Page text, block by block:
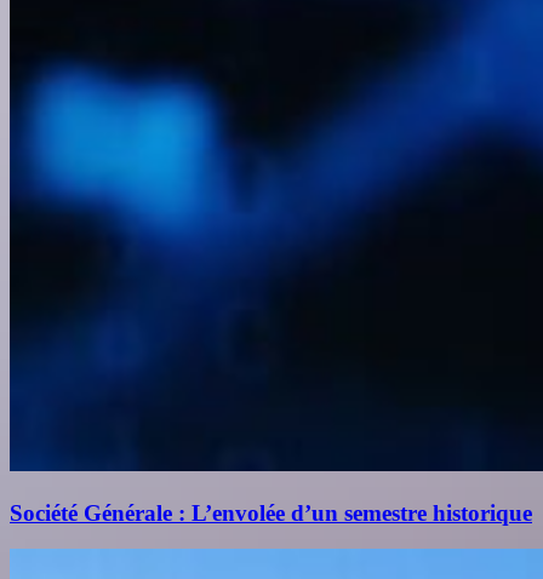
Société Générale : L’envolée d’un semestre historique